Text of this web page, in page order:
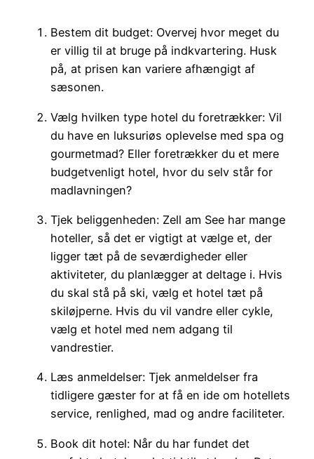
Bestem dit budget: Overvej hvor meget du
er villig til at bruge på indkvartering. Husk
på, at prisen kan variere afhængigt af
sæsonen.
Vælg hvilken type hotel du foretrækker: Vil
du have en luksuriøs oplevelse med spa og
gourmetmad? Eller foretrækker du et mere
budgetvenligt hotel, hvor du selv står for
madlavningen?
Tjek beliggenheden: Zell am See har mange
hoteller, så det er vigtigt at vælge et, der
ligger tæt på de seværdigheder eller
aktiviteter, du planlægger at deltage i. Hvis
du skal stå på ski, vælg et hotel tæt på
skiløjperne. Hvis du vil vandre eller cykle,
vælg et hotel med nem adgang til
vandrestier.
Læs anmeldelser: Tjek anmeldelser fra
tidligere gæster for at få en ide om hotellets
service, renlighed, mad og andre faciliteter.
Book dit hotel: Når du har fundet det